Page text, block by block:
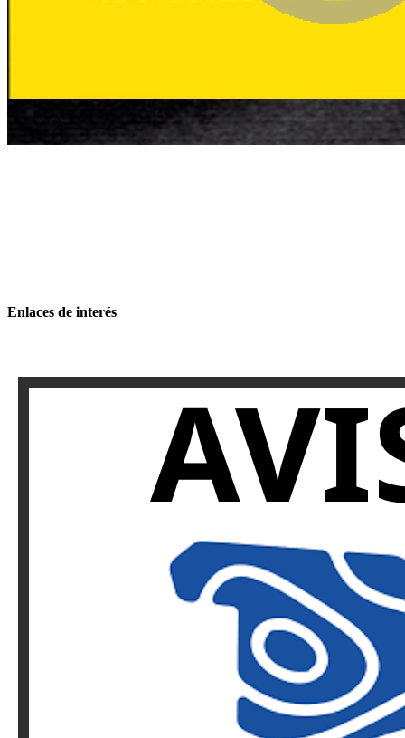
Enlaces de interés